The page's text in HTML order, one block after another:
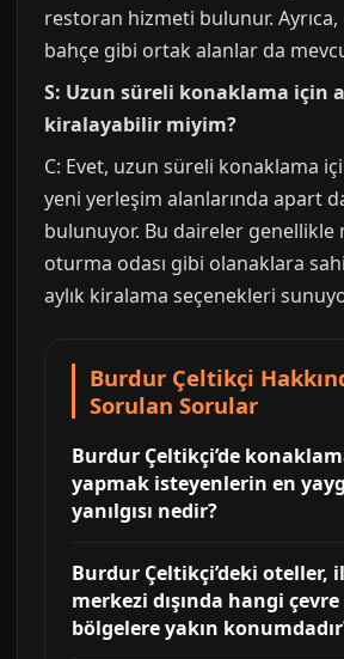
restoran hizmeti bulunur.
bahçe gibi ortak alanlar da
S: Uzun süreli konaklama için
kiralayabilir miyim?
C: Evet, uzun süreli konaklama
yeni yerleşim alanlarında apart
bulunuyor. Bu daireler genellikle
oturma odası gibi olanaklara
aylık kiralama seçenekleri
Burdur Çeltikçi
Sorulan Sorular
Burdur Çeltikçi’de
yapmak isteyenlerin en
yanılgısı nedir?
Burdur Çeltikçi’deki oteller,
merkezi dışında hangi çevre
bölgelere yakın